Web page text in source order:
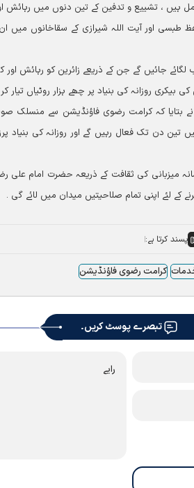
، تشییع و تدفین کے تین دنوں میں رہائش اور
طبسی اور آیت اللہ شیرازی کے سقاخانوں میں
جائیں گے جن کے ذریعے زائرین کو رہائش اور
بیکری روزانہ کی بنیاد پر چھے ہزار روٹیاں تیار
بتایا کہ کرامت رضوی فاؤنڈیشن سے منسلک
پر واقع ہیں تین دن تک فعال رہیں گے اور روزانہ کی
میزبانی کی ثقافت کے ذریعہ حضرت امام علی
کے لئے اپنی تمام صلاحیتیں میدان میں لائے گی ۔
پسند کرتا ہے:
کرامت رضوی فاؤنڈیشن
تبصرے پوسٹ کریں۔